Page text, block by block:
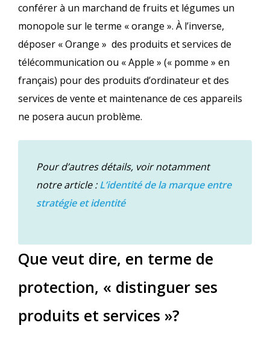
conférer à un marchand de fruits et légumes un
monopole sur le terme « orange ». À l’inverse,
déposer « Orange » des produits et services de
télécommunication ou « Apple » (« pomme » en
français) pour des produits d’ordinateur et des
services de vente et maintenance de ces appareils
ne posera aucun problème.
Pour d’autres détails, voir notamment
notre article :L’identité de la marque entre
stratégie et identité
Que veut dire, en terme de
protection, « distinguer ses
produits et services »?